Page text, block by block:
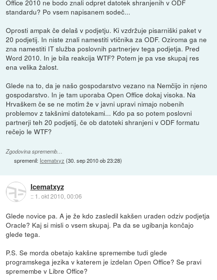
Office 2010 ne bodo znali odpret datotek shranjenih v ODF
standardu? Po vsem napisanem sodeč...
Oprosti ampak če delaš v podjetju. Ki vzdržuje pisarniški paket v
20 podjetij. In niste znali namestiti vtičnika za ODF. Oziroma ga ne
zna namestiti IT služba poslovnih partnerjev tega podjetja. Pred
Word 2010. In je bila reakcija WTF? Potem je pa vse skupaj res
ena velika žalost.
Glede na to, da je našo gospodarstvo vezano na Nemčijo in njeno
gospodarstvo. In je tam uporaba Open Office dokaj visoka. Na
Hrvaškem če se ne motim že v javni upravi nimajo nobenih
problemov z takšnimi datotekami... Kdo pa so potem poslovni
partnerji teh 20 podjetij, če ob datoteki shranjeni v ODF formatu
rečejo le WTF?
Zgodovina sprememb…
spremenil: Icematxyz (30. sep 2010 ob 23:28)
Icematxyz
:: 1. okt 2010, 00:06
Glede novice pa. A je že kdo zasledil kakšen uraden odziv podjetja
Oracle? Kaj si misli o vsem skupaj. Pa da se ugibanja končajo
glede tega.
P.S. Se morda obetajo kakšne spremembe tudi glede
programskega jezika v katerem je izdelan Open Office? Se pravi
spremembe v Libre Office?